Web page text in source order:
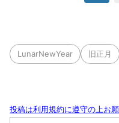
LunarNewYear 旧正月